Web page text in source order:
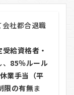
会社都合退職
給資格者・
85％ルール
休業手当（平
限の有無ま